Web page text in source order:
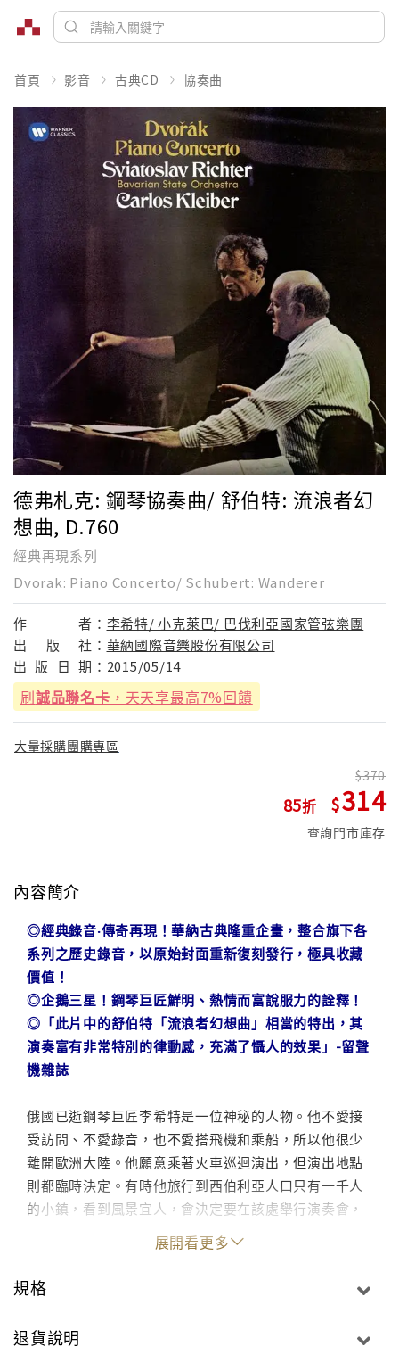
首頁 影音 古典CD 協奏曲
德弗札克: 鋼琴協奏曲/ 舒伯特: 流浪者幻
想曲, D.760
經典再現系列
Dvorak: Piano Concerto/ Schubert: Wanderer
作 者： 李希特/ 小克萊巴/ 巴伐利亞國家管弦樂團
出
版 社： 華納國際音樂股份有限公司
出 版 日 期： 2015/05/14
刷誠品聯名卡 ，天天享最高7%回饋
大量採購團購專區
85
370
314
查詢門市庫存
內容簡介
◎經典錄音‧傳奇再現！華納古典隆重企畫，整合旗下各
系列之歷史錄音，以原始封面重新復刻發行，極具收藏
價值！
◎企鵝三星！鋼琴巨匠鮮明、熱情而富說服力的詮釋！
◎「此片中的舒伯特「流浪者幻想曲」相當的特出，其
演奏富有非常特別的律動感，充滿了懾人的效果」-留聲
機雜誌
俄國已逝鋼琴巨匠李希特是一位神秘的人物。他不愛接
受訪問、不愛錄音，也不愛搭飛機和乘船，所以他很少
離開歐洲大陸。他願意乘著火車巡迴演出，但演出地點
則都臨時決定。有時他旅行到西伯利亞人口只有一千人
的小鎮，看到風景宜人，會決定要在該處舉行演奏會，
所以大家就會到處去找教堂或學校，看看是否有鋼琴和
容納聽眾的地點。所以他的演奏會沒有霍洛維茲那樣的
盛況，也沒有專人伺候的鋼琴，只有誠意和真心。他晚
年更不喜歡背譜演奏，經常只在舞台上擺上一盞蠟燭，
和手部都不讓看到。
展開看更多
規格
退貨說明